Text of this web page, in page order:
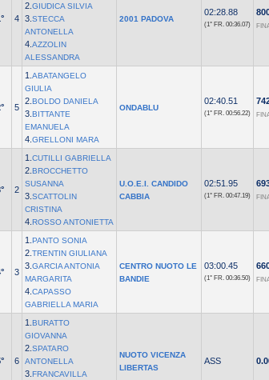
4
2. GIUDICA SILVIA
3. STECCA
ANTONELLA
4. AZZOLIN
ALESSANDRA
2001 PADOVA
02:28.88
(1° FR. 00:36.07)
5
1. ABATANGELO
GIULIA
2. BOLDO DANIELA
3. BITTANTE
EMANUELA
4. GRELLONI MARA
ONDABLU
02:40.51
(1° FR. 00:56.22)
2
1. CUTILLI GABRIELLA
2. BROCCHETTO
SUSANNA
3. SCATTOLIN
CRISTINA
4. ROSSO ANTONIETTA
U.O.E.I. CANDIDO
CABBIA
02:51.95
(1° FR. 00:47.19)
3
1. PANTO SONIA
2. TRENTIN GIULIANA
3. GARCIA ANTONIA
MARGARITA
4. CAPASSO
GABRIELLA MARIA
CENTRO NUOTO LE
BANDIE
03:00.45
(1° FR. 00:36.50)
6
1. BURATTO
GIOVANNA
2. SPATARO
ANTONELLA
3. FRANCAVILLA
NUOTO VICENZA
LIBERTAS
ASS